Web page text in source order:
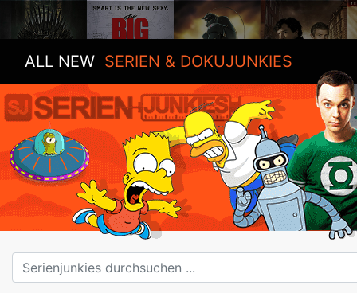
ALL NEW SERIEN & DOKUJUNKIES